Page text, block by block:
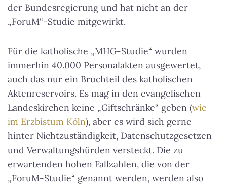
der Bundesregierung und hat nicht an der
„ForuM“-Studie mitgewirkt.
Für die katholische „MHG-Studie“ wurden
immerhin 40.000 Personalakten ausgewertet,
auch das nur ein Bruchteil des katholischen
Aktenreservoirs. Es mag in den evangelischen
Landeskirchen keine „Giftschränke“ geben (wie
im Erzbistum Köln), aber es wird sich gerne
hinter Nichtzuständigkeit, Datenschutzgesetzen
und Verwaltungshürden versteckt. Die zu
erwartenden hohen Fallzahlen, die von der
„ForuM-Studie“ genannt werden, werden also